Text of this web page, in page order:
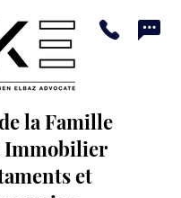
la Famille
et